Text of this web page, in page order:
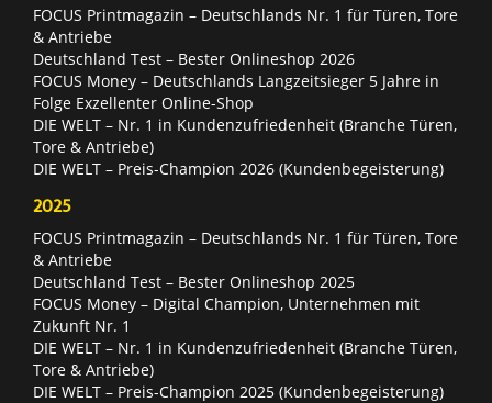
FOCUS Printmagazin – Deutschlands Nr. 1 für Türen, Tore
& Antriebe
Deutschland Test – Bester Onlineshop 2026
FOCUS Money – Deutschlands Langzeitsieger 5 Jahre in
Folge Exzellenter Online-Shop
DIE WELT – Nr. 1 in Kundenzufriedenheit (Branche Türen,
Tore & Antriebe)
DIE WELT – Preis-Champion 2026 (Kundenbegeisterung)
2025
FOCUS Printmagazin – Deutschlands Nr. 1 für Türen, Tore
& Antriebe
Deutschland Test – Bester Onlineshop 2025
FOCUS Money – Digital Champion, Unternehmen mit
Zukunft Nr. 1
DIE WELT – Nr. 1 in Kundenzufriedenheit (Branche Türen,
Tore & Antriebe)
DIE WELT – Preis-Champion 2025 (Kundenbegeisterung)